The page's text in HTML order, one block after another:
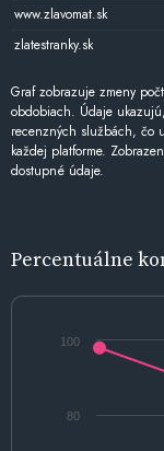
www.zlavomat.sk
zlatestranky.sk
Graf zobrazuje zmeny
obdobiach. Údaje
recenzných službách, čo
každej platforme.
dostupné údaje.
Percentuálne
80
100